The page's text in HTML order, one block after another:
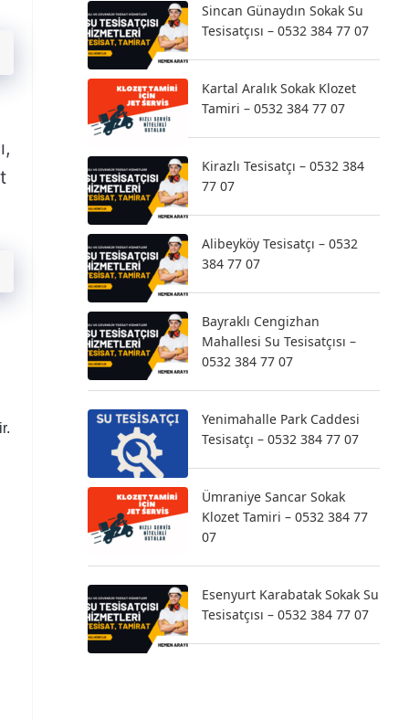
Sincan Günaydın Sokak Su
Tesisatçısı – 0532 384 77 07
Kartal Aralık Sokak Klozet
Tamiri – 0532 384 77 07
Kirazlı Tesisatçı – 0532 384
77 07
Alibeyköy Tesisatçı – 0532
384 77 07
Bayraklı Cengizhan
Mahallesi Su Tesisatçısı –
0532 384 77 07
Yenimahalle Park Caddesi
Tesisatçı – 0532 384 77 07
Ümraniye Sancar Sokak
Klozet Tamiri – 0532 384 77
07
Esenyurt Karabatak Sokak Su
Tesisatçısı – 0532 384 77 07